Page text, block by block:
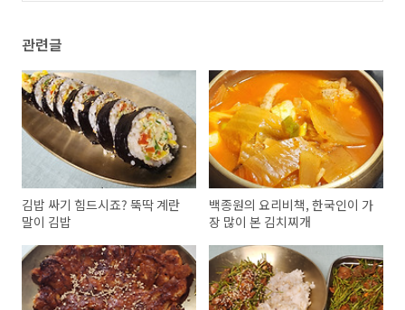
관련글
김밥 싸기 힘드시죠? 뚝딱 계란
말이 김밥
백종원의 요리비책, 한국인이 가
장 많이 본 김치찌개